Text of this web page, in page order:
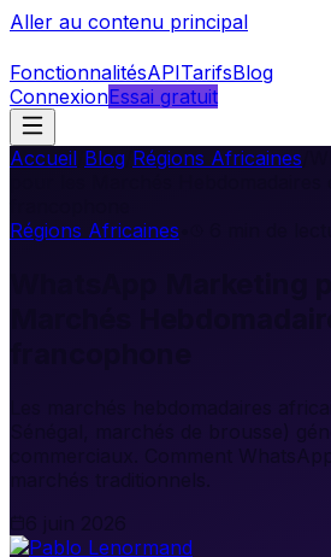
Aller au contenu principal
FonctionnalitésAPITarifsBlog
ConnexionEssai gratuit
Accueil Blog Régions Africaines
Régions Africaines
Sénégal, marchés de brousse)
commerciaux. Comment